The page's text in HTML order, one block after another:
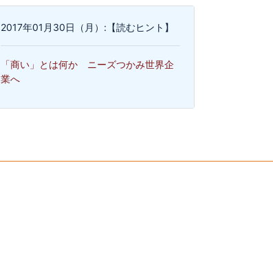
2017年01月30日（月）:【読むヒント】
「商い」とは何か ニーズつかみ世界企
業へ